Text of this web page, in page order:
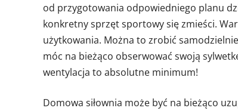
od przygotowania odpowiedniego planu
konkretny sprzęt sportowy się zmieści.
użytkowania. Można to zrobić
móc na bieżąco obserwować swoją
wentylacja to absolutne minimum!
Domowa siłownia może być na bieżąco